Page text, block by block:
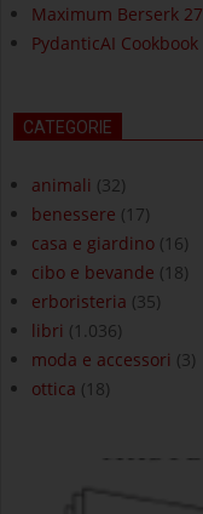
Maximum Berserk 27
PydanticAI Cookbook
CATEGORIE
animali (32)
benessere (17)
casa e giardino (16)
cibo e bevande (18)
erboristeria (35)
libri (1.036)
moda e accessori (3)
ottica (18)